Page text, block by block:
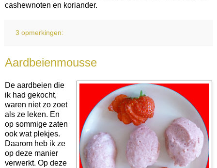
cashewnoten en koriander.
3 opmerkingen:
Aardbeienmousse
De aardbeien die
ik had gekocht,
waren niet zo zoet
als ze leken. En
op sommige zaten
ook wat plekjes.
Daarom heb ik ze
op deze manier
verwerkt. Op deze